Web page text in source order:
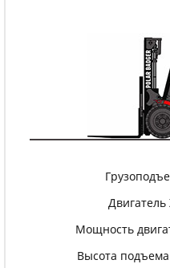
Двигатель
Мощность
Высота